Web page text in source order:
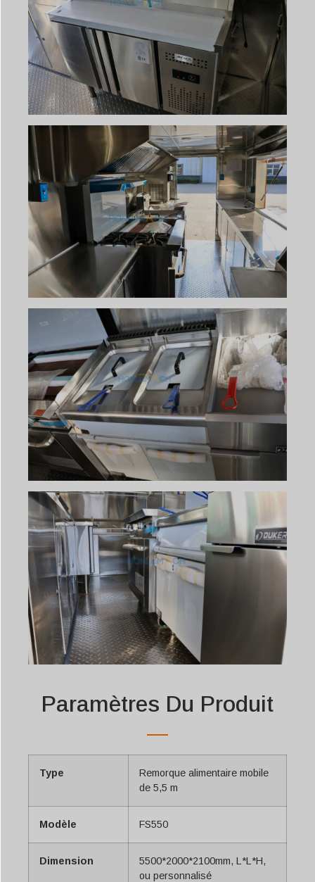
Paramètres Du Produit
Type
Remorque alimentaire mobile
de 5,5 m
Modèle FS550
Dimension
5500*2000*2100mm, L*L*H,
ou personnalisé